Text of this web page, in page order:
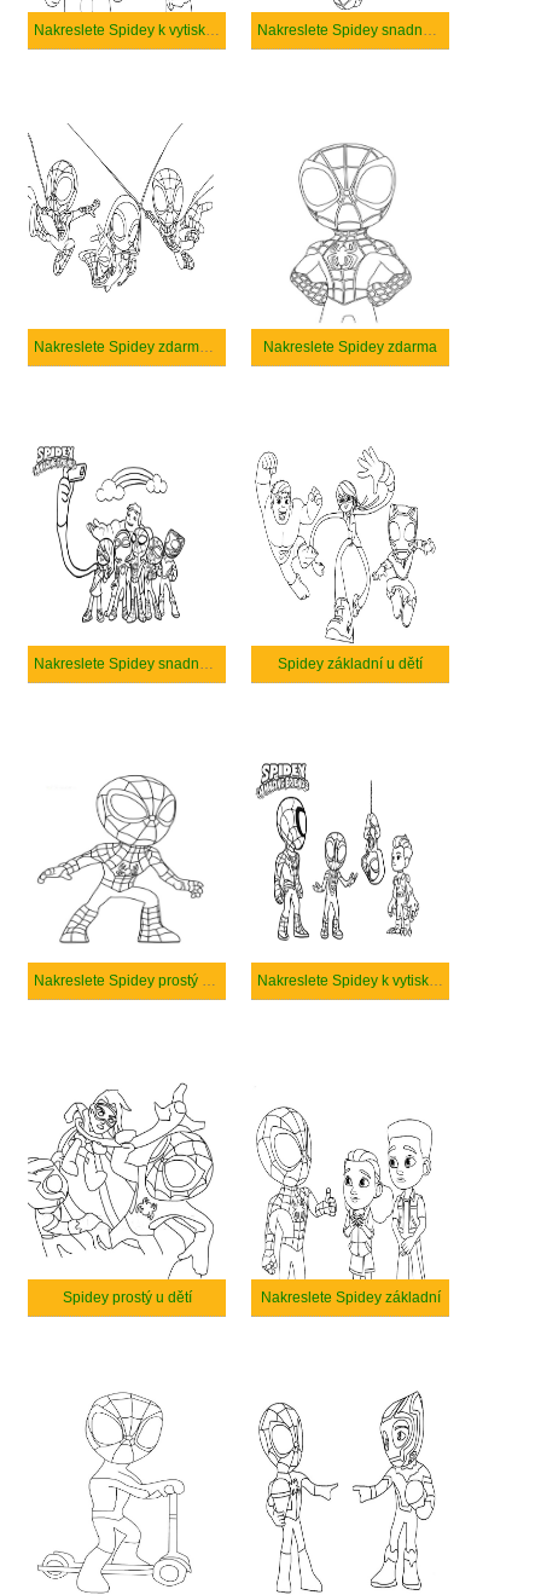
Nakreslete Spidey k vytisknutí Nakreslete Spidey snadný u dětí
Nakreslete Spidey zdarma snadný tisknutelné Nakreslete Spidey zdarma
Nakreslete Spidey snadný tisknutelné Spidey základní u dětí
Nakreslete Spidey prostý u dětí Nakreslete Spidey k vytisknutí zdarma
Spidey prostý u dětí Nakreslete Spidey základní